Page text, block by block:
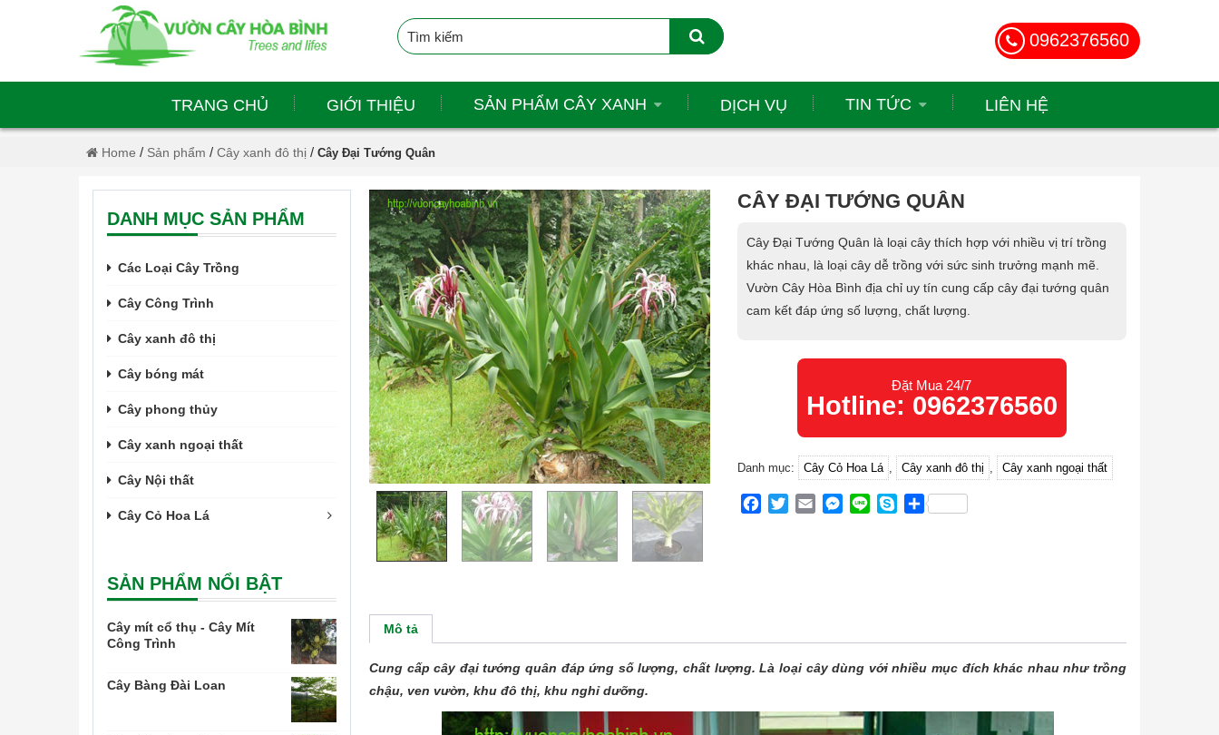
0962376560
TRANG CHỦ GIỚI THIỆU SẢN PHẨM CÂY XANH DỊCH VỤ TIN TỨC LIÊN HỆ
Home / Sản phẩm / Cây xanh đô thị / Cây Đại Tướng Quân
CÂY ĐẠI TƯỚNG QUÂN
Cây Đại Tướng Quân là loại cây thích hợp với nhiều vị trí trồng
khác nhau, là loại cây dễ trồng với sức sinh trưởng mạnh mẽ.
Vườn Cây Hòa Bình địa chỉ uy tín cung cấp cây đại tướng quân
cam kết đáp ứng số lượng, chất lượng.
Đặt Mua 24/7
Hotline: 0962376560
Danh mục: Cây Cỏ Hoa Lá , Cây xanh đô thị , Cây xanh ngoại thất
Facebook
TwitterEmailMessenger
Line SkypeShare
Mô tả
Cung cấp cây đại tướng quân đáp ứng số lượng, chất lượng. Là loại cây dùng với nhiều mục đích khác nhau như trồng
chậu, ven vườn, khu đô thị, khu nghỉ dưỡng.
DANH MỤC SẢN PHẨM
Các Loại Cây Trồng
Cây Công Trình
Cây xanh đô thị
Cây bóng mát
Cây phong thủy
Cây xanh ngoại thất
Cây Nội thất
Cây Cỏ Hoa Lá
SẢN PHẨM NỔI BẬT
Cây mít cổ thụ - Cây Mít
Công Trình
Cây Bàng Đài Loan